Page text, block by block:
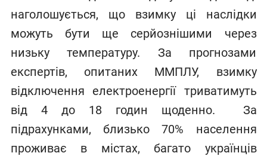
наголошується, що взимку ці наслідки
можуть бути ще серйознішими через
низьку температуру. За прогнозами
експертів, опитаних ММПЛУ, взимку
відключення електроенергії триватимуть
від 4 до 18 годин щоденно. За
підрахунками, близько 70% населення
проживає в містах, багато українців